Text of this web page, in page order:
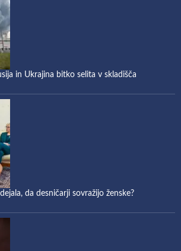
in Ukrajina bitko selita v skladišča
da desničarji sovražijo ženske?